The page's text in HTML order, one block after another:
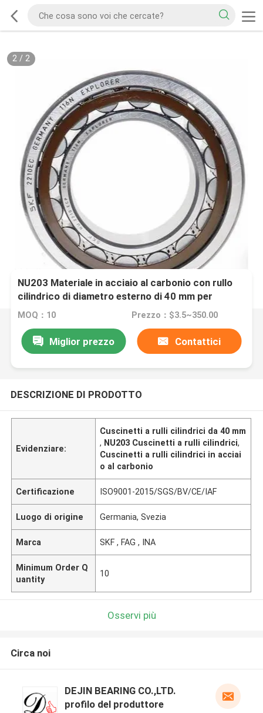
2/ 2
NU203 Materiale in acciaio al carbonio con rullo
cilindrico di diametro esterno di 40 mm per
motori di grandi dimensioni
MOQ：10 Prezzo：$3.5~350.00
Miglior prezzo Contattici
DESCRIZIONE DI PRODOTTO
Evidenziare:
Cuscinetti a rulli cilindrici da 40 mm
, NU203 Cuscinetti a rulli cilindrici,
Cuscinetti a rulli cilindrici in acciai
o al carbonio
Certificazione ISO9001-2015/SGS/BV/CE/IAF
Luogo di origine Germania, Svezia
Marca SKF , FAG , INA
Minimum Order Q
uantity
10
Osservi più
Circa noi
DEJIN BEARING CO.,LTD.
profilo del produttore